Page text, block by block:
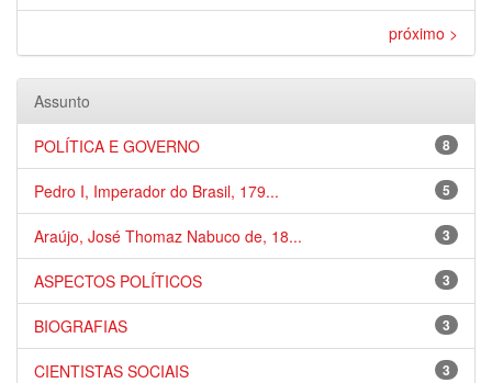
próximo >
Assunto
8
POLÍTICA E GOVERNO
5
Pedro I, Imperador do Brasil, 179...
3
Araújo, José Thomaz Nabuco de, 18...
3
ASPECTOS POLÍTICOS
3
BIOGRAFIAS
3
CIENTISTAS SOCIAIS